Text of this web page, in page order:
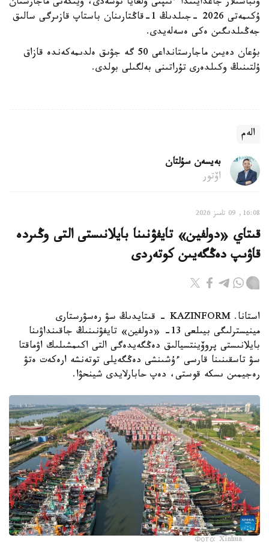
ۇكىمەتى 2026 -جىلدىڭ 1-قاڭتارىنان باستاپ قازىرگى سالىق
جەڭىلدىگىن ەكى ەسەلەيدى.
بۇعان دەيىن ماجارستانداعى 50 گە جۋىق ەلدىمەكەندە قازاق
ۇلتىنىڭ وكىلدەرى تۇراتىنى بەلگىلى بولدى.
الەم
بەيسەن سۇلتان
اۆتور
16:08, 09 تامىز 2026
قىتاي «دولفين» تايفۋنىنا بايلانىستى التى وڭىردە
قاۋىپ دەڭگەيىن كوتەردى
استانا. KAZINFORM - قىتايدىڭ سۋ رەسۋرستارى
مينيسترلىگى بيىلعى 13- «دولفين» تايفۋنىنىڭ جاقىنداۋىنا
بايلانىستى پروۆينتسيالىق دەڭگەيدەگى التى اكىمشىلىك اۋماقتا
سۋ تاسقىنىنا قارسى ءۇشىنشى دەڭگەيلى توتەنشە ارەكەت ەتۋ
رەجيمىن ىسكە قوستى، دەپ حابارلايدى شينحۋا.
Фото: Xinhua